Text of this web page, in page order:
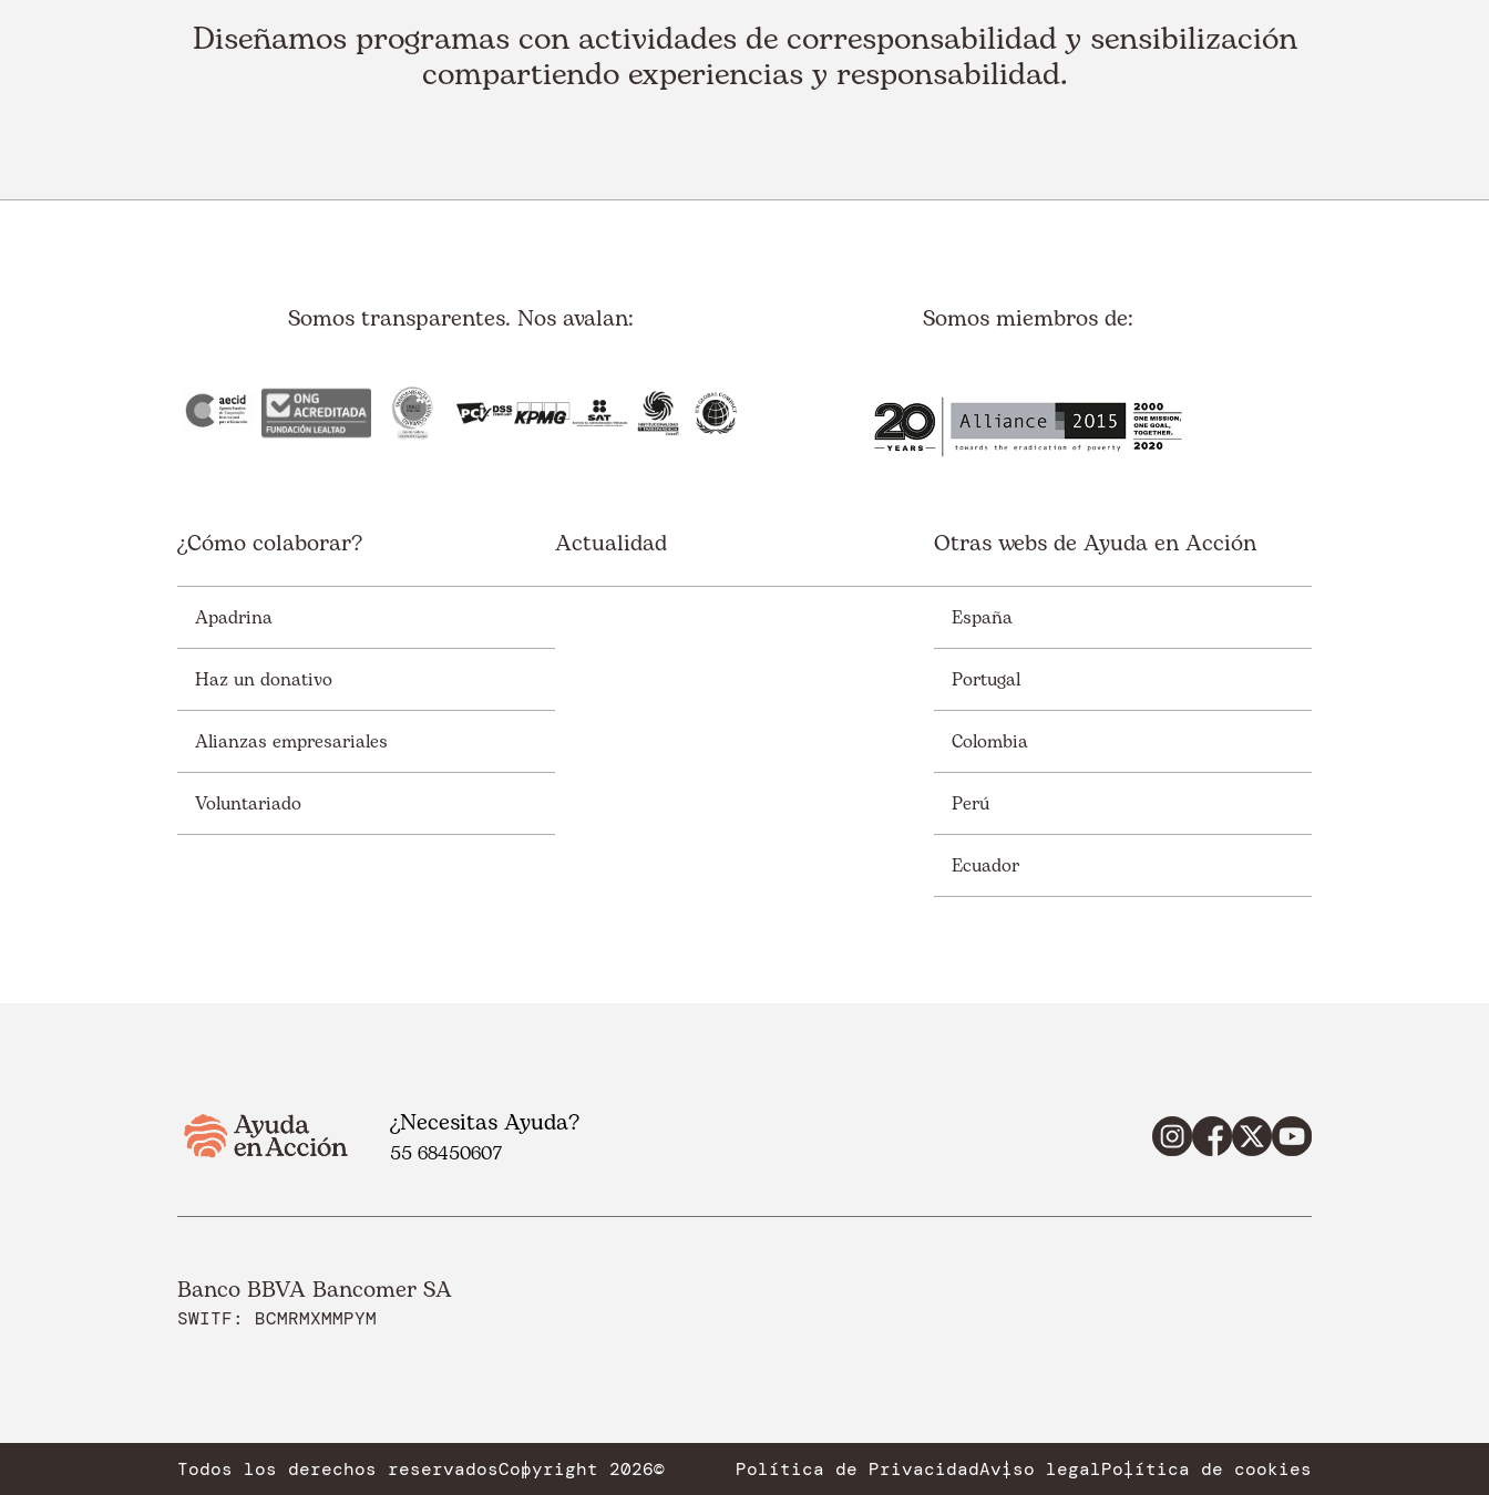
Diseñamos programas con actividades de corresponsabilidad y sensibilización
compartiendo experiencias y responsabilidad.
Somos transparentes. Nos avalan: Somos miembros de:
¿Cómo colaborar?
Apadrina
Haz un donativo
Alianzas empresariales
Voluntariado
Actualidad Otras webs de Ayuda en Acción
España
Portugal
Colombia
Perú
Ecuador
¿Necesitas Ayuda?
55 68450607
Banco BBVA Bancomer SA
SWITF: BCMRMXMMPYM
Todos los derechos reservadosCopyright 2026© Política de PrivacidadAviso legalPolítica de cookies